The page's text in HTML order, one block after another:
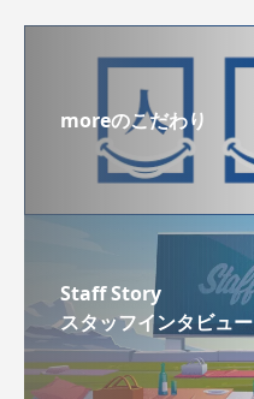
moreのこだわり
Staff Story
スタッフインタビュー